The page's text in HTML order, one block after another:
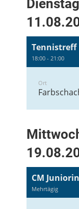
Dienstag
Tennistreff
18:00 - 21:00
Ort
Mehrtägig